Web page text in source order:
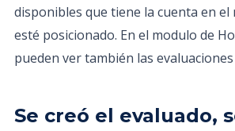
disponibles que tiene la cuenta en el
esté posicionado. En el modulo de
pueden ver también las
Se creó el evaluado,